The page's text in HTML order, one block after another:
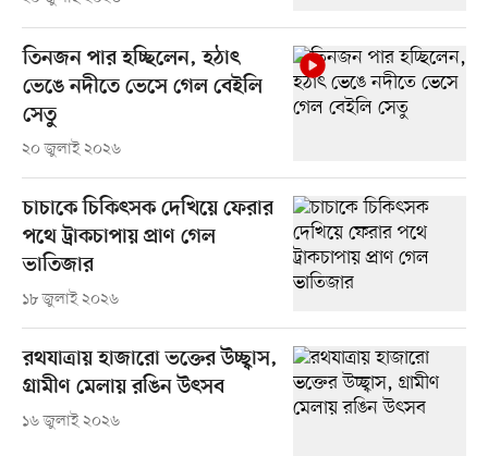
তিনজন পার হচ্ছিলেন, হঠাৎ
ভেঙে নদীতে ভেসে গেল বেইলি
সেতু
২০ জুলাই ২০২৬
চাচাকে চিকিৎসক দেখিয়ে ফেরার
পথে ট্রাকচাপায় প্রাণ গেল
ভাতিজার
১৮ জুলাই ২০২৬
রথযাত্রায় হাজারো ভক্তের উচ্ছ্বাস,
গ্রামীণ মেলায় রঙিন উৎসব
১৬ জুলাই ২০২৬